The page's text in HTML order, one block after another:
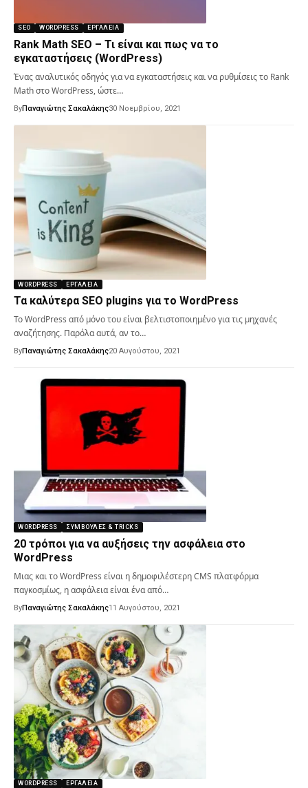
SEO WORDPRESS ΕΡΓΑΛΕΊΑ
Rank Math SEO – Τι είναι και πως να το
εγκαταστήσεις (WordPress)
Ένας αναλυτικός οδηγός για να εγκαταστήσεις και να ρυθμίσεις το Rank
Math στο WordPress, ώστε…
ByΠαναγιώτης Σακαλάκης30 Νοεμβρίου, 2021
WORDPRESS ΕΡΓΑΛΕΊΑ
Τα καλύτερα SEO plugins για το WordPress
Το WordPress από μόνο του είναι βελτιστοποιημένο για τις μηχανές
αναζήτησης. Παρόλα αυτά, αν το…
ByΠαναγιώτης Σακαλάκης20 Αυγούστου, 2021
WORDPRESS ΣΥΜΒΟΥΛΈΣ & TRICKS
20 τρόποι για να αυξήσεις την ασφάλεια στο
WordPress
Μιας και το WordPress είναι η δημοφιλέστερη CMS πλατφόρμα
παγκοσμίως, η ασφάλεια είναι ένα από…
ByΠαναγιώτης Σακαλάκης11 Αυγούστου, 2021
WORDPRESS ΕΡΓΑΛΕΊΑ